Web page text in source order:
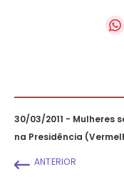
30/03/2011 - Mulheres
na Presidência
ANTERIOR